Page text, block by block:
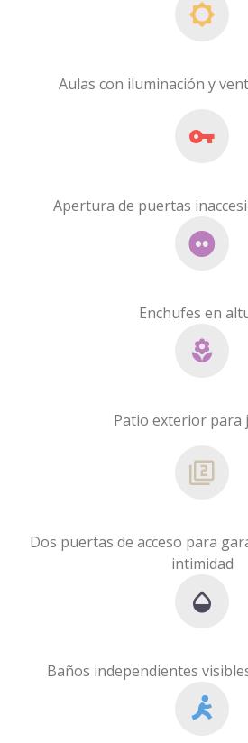
Aulas con iluminación y
Apertura de puertas
Enchufes en
Patio exterior para
Dos puertas de acceso para
intimidad
Baños independientes